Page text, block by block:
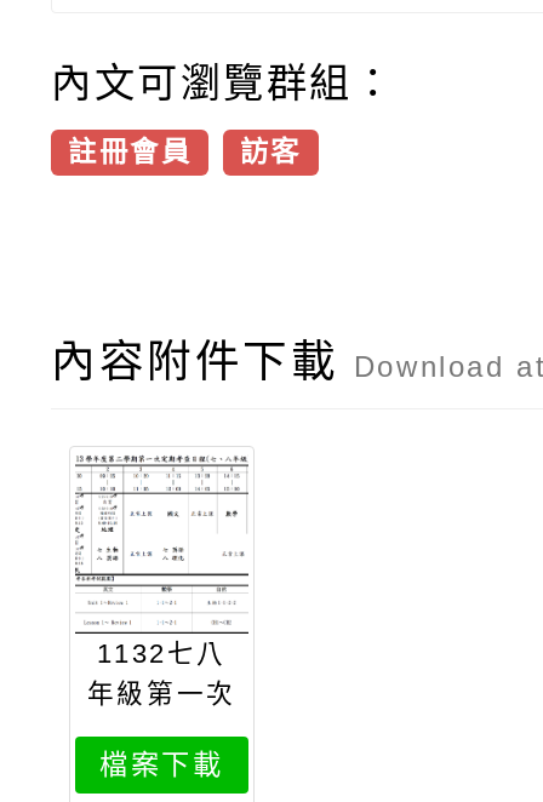
內文可瀏覽群組：
註冊會員 訪客
內容附件下載 Download
1132七八
年級第一次
段考
檔案下載